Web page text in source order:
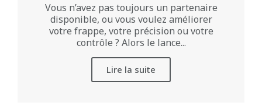
Vous n’avez pas toujours un partenaire
disponible, ou vous voulez améliorer
votre frappe, votre précision ou votre
contrôle ? Alors le lance...
Lire la suite